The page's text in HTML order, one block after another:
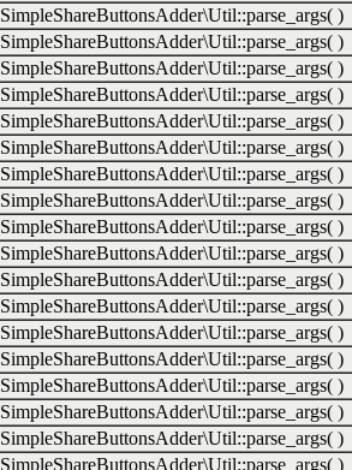
SimpleShareButtonsAdder\Util::parse_args( )
SimpleShareButtonsAdder\Util::parse_args( )
SimpleShareButtonsAdder\Util::parse_args( )
SimpleShareButtonsAdder\Util::parse_args( )
SimpleShareButtonsAdder\Util::parse_args( )
SimpleShareButtonsAdder\Util::parse_args( )
SimpleShareButtonsAdder\Util::parse_args( )
SimpleShareButtonsAdder\Util::parse_args( )
SimpleShareButtonsAdder\Util::parse_args( )
SimpleShareButtonsAdder\Util::parse_args( )
SimpleShareButtonsAdder\Util::parse_args( )
SimpleShareButtonsAdder\Util::parse_args( )
SimpleShareButtonsAdder\Util::parse_args( )
SimpleShareButtonsAdder\Util::parse_args( )
SimpleShareButtonsAdder\Util::parse_args( )
SimpleShareButtonsAdder\Util::parse_args( )
SimpleShareButtonsAdder\Util::parse_args( )
SimpleShareButtonsAdder\Util::parse_args( )